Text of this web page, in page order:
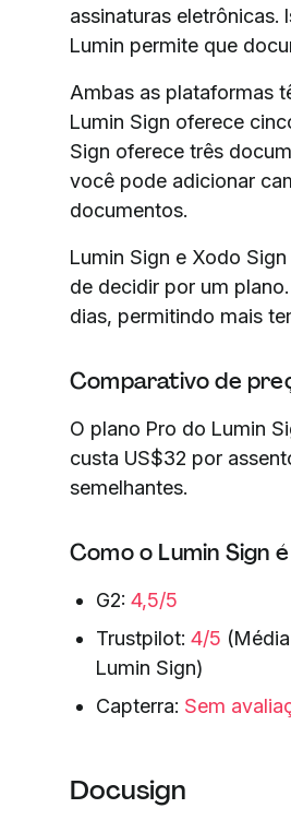
assinaturas eletrônicas.
Lumin permite que
Ambas as plataformas
Lumin Sign oferece
Sign oferece três
você pode adicionar
documentos.
Lumin Sign e Xodo
de decidir por um
dias, permitindo mais
Comparativo de
O plano Pro do Lumin
custa US$32 por
semelhantes.
Como o Lumin Sign
G2: 4,5/5
Trustpilot: 4/5
Lumin Sign)
Capterra: Sem
Docusign